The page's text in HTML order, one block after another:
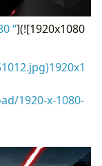
“](![1920x1080
1920-x-1080-